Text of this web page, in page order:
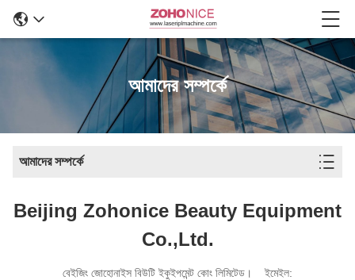
আমাদের সম্পর্কে
আমাদের সম্পর্কে
Beijing Zohonice Beauty Equipment
Co.,Ltd.
বেইজিং জোহোনাইস বিউটি ইকুইপমেন্ট কোং লিমিটেড। ইমেইল: